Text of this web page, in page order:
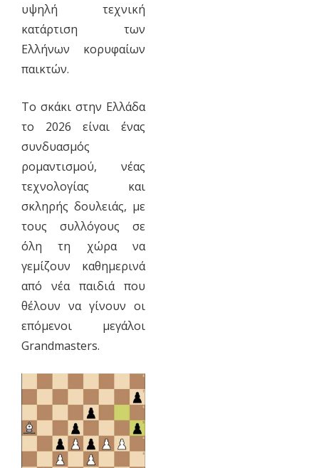
υψηλή τεχνική
κατάρτιση των
Ελλήνων κορυφαίων
παικτών.
Το σκάκι στην Ελλάδα
το 2026 είναι ένας
συνδυασμός
ρομαντισμού, νέας
τεχνολογίας και
σκληρής δουλειάς, με
τους συλλόγους σε
όλη τη χώρα να
γεμίζουν καθημερινά
από νέα παιδιά που
θέλουν να γίνουν οι
επόμενοι μεγάλοι
Grandmasters.